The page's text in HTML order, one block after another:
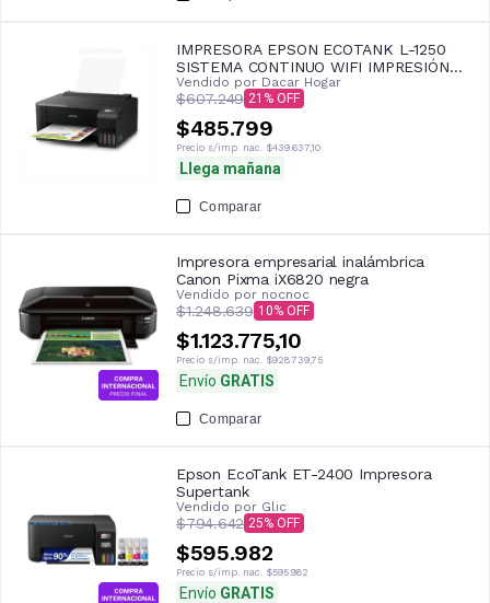
IMPRESORA EPSON ECOTANK L-1250
SISTEMA CONTINUO WIFI IMPRESIÓN
COLORES
Vendido por Dacar Hogar
$607.249 21
$485.799
Precio s/imp. nac. $439.637,10
Llega mañana
Comparar
Impresora empresarial inalámbrica
Canon Pixma iX6820 negra
Vendido por nocnoc
$1.248.639 10
$1.123.775,10
Precio s/imp. nac. $928.739,75
Envío GRATIS
Comparar
Epson EcoTank ET-2400 Impresora
Supertank
Vendido por Glic
$794.642 25
$595.982
Precio s/imp. nac. $595.982
Envío GRATIS